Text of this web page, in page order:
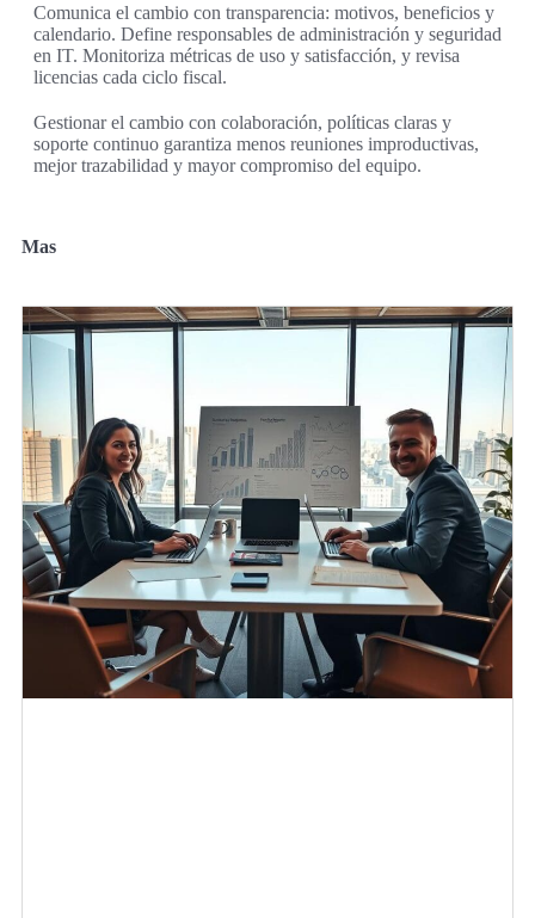
Comunica el cambio con transparencia: motivos, beneficios y
calendario. Define responsables de administración y seguridad
en IT. Monitoriza métricas de uso y satisfacción, y revisa
licencias cada ciclo fiscal.
Gestionar el cambio con colaboración, políticas claras y
soporte continuo garantiza menos reuniones improductivas,
mejor trazabilidad y mayor compromiso del equipo.
Mas